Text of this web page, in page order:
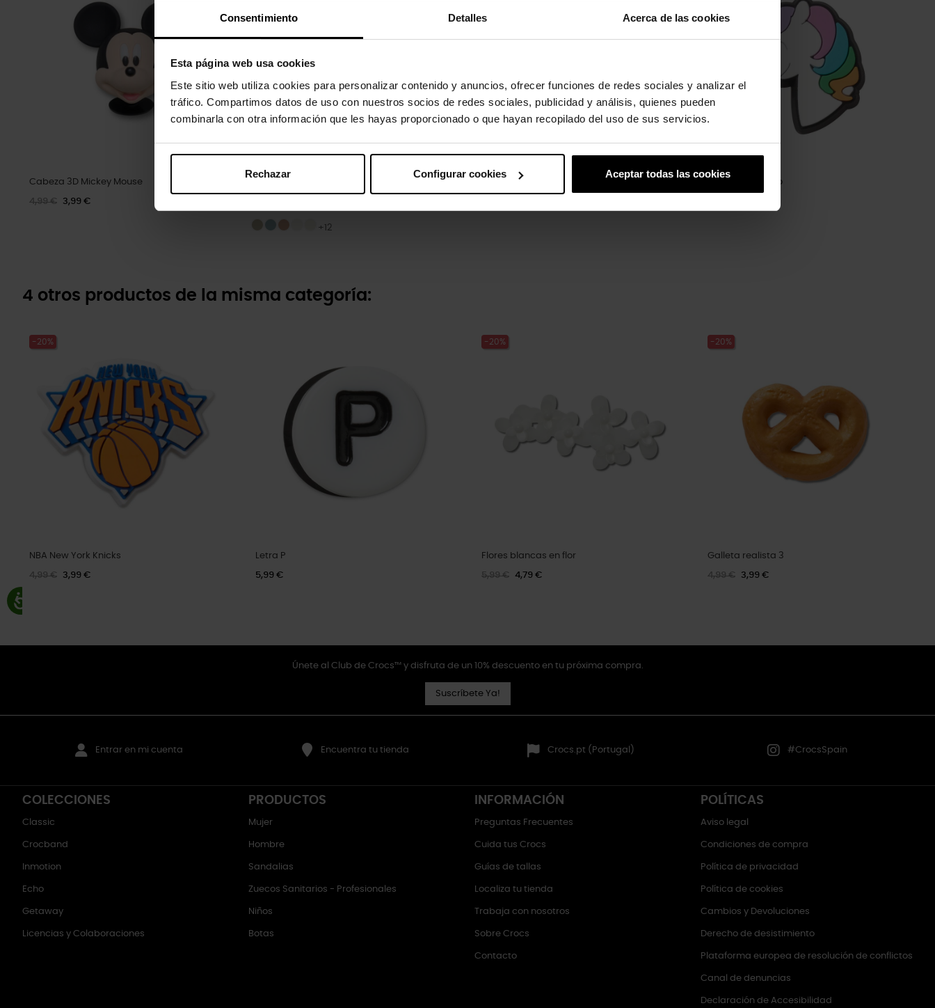
Consentimiento Detalles Acerca de las cookies
Esta página web usa cookies
Este sitio web utiliza cookies para personalizar contenido y anuncios, ofrecer funciones de redes sociales y analizar el
tráfico. Compartimos datos de uso con nuestros socios de redes sociales, publicidad y análisis, quienes pueden
combinarla con otra información que les hayas proporcionado o que hayan recopilado del uso de sus servicios.
Rechazar Configurar cookies Aceptar todas las cookies
Cabeza 3D Mickey Mouse
4,99 € 3,99 €
+12
Emilio Snoopy Unicornio femenino
4 otros productos de la misma categoría:
-20%
NBA New York Knicks
4,99 € 3,99 €
Letra P
5,99 €
-20%
Flores blancas en flor
5,99 € 4,79 €
-20%
Galleta realista 3
4,99 € 3,99 €
Únete al Club de Crocs™ y disfruta de un 10% descuento en tu próxima compra.
Suscríbete Ya!
Entrar en mi cuenta Encuentra tu tienda Crocs.pt (Portugal) #CrocsSpain
COLECCIONES
Classic
Crocband
Inmotion
Echo
Getaway
Licencias y Colaboraciones
PRODUCTOS
Mujer
Hombre
Sandalias
Zuecos Sanitarios - Profesionales
Niños
Botas
INFORMACIÓN
Preguntas Frecuentes
Cuida tus Crocs
Guías de tallas
Localiza tu tienda
Trabaja con nosotros
Sobre Crocs
Contacto
POLÍTICAS
Aviso legal
Condiciones de compra
Política de privacidad
Política de cookies
Cambios y Devoluciones
Derecho de desistimiento
Plataforma europea de resolución de conflictos
Canal de denuncias
Declaración de Accesibilidad